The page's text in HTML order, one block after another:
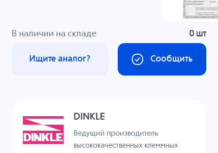
В наличии на складе 0 шт
Сообщить
Ищите аналог?
DINKLE
Ведущий производитель
высококачественных клеммных